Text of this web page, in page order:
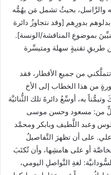
والرَّاسل، بحيثُ تشمل مَن يهُمُّه
بدورِهم [وقد نتجاوزُ دائرة
بموضوعِ المناقشة/الونسة].
عن طريقِ تقنيةٍ سهلة ومتيسِّرة
تتملَّكني من جميعِ الأقطار، فقد
من هذا الخطاب إلى الأخ
به، أوسِّعُ دائرةَ تلك الثُّنائيَّة
من: مسعود وحسن موسى
وعبد اللَّطيف وبابكر ومحمَّد
علي. على أن تظهرَ التَّفاصيلُ
أو على هامشِها، وأن تُكتَبَ
لغةِ التَّواصلِ اليومي،